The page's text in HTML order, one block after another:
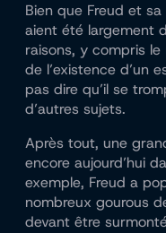
Bien que Freud et
aient été largement
raisons, y compris
de l’existence d’un
pas dire qu’il se
d’autres sujets.
Après tout, une
encore aujourd’hui
exemple, Freud a
nombreux gourous
devant être